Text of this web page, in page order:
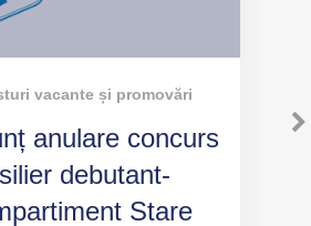
vacante și promovări
anulare concurs
debutant-
Stare